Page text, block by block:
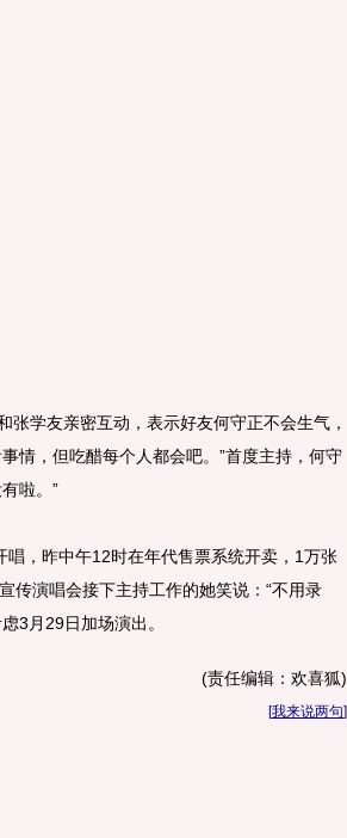
学友亲密互动，表示好友何守正不会生气，
情，但吃醋每个人都会吧。”首度主持，何守
啦。”
，昨中午12时在年代售票系统开卖，1万张
传演唱会接下主持工作的她笑说：“不用录
3月29日加场演出。
(责任编辑：欢喜狐)
[我来说两句]